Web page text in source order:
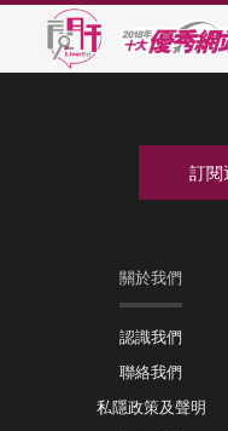
關於我們
認識我們
聯絡我們
私隱政策及聲明